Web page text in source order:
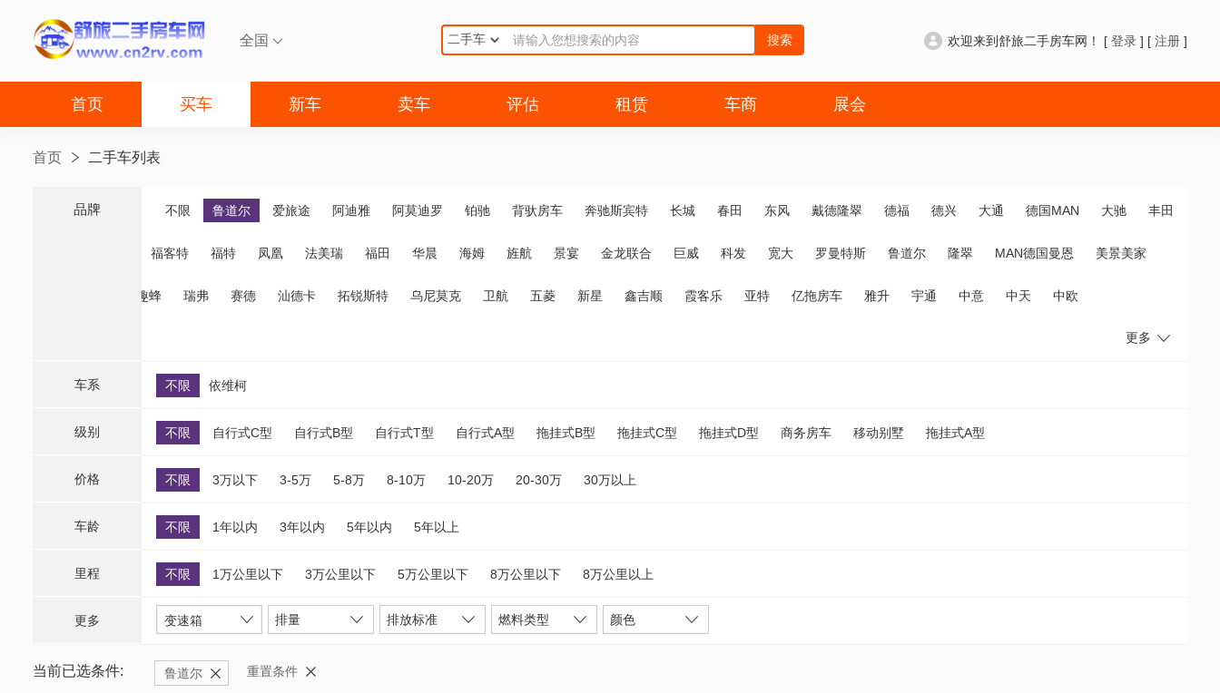
全国  搜索 欢迎来到舒旅二手房车网！ [ 登录 ] [ 注册 ]
首页 买车 新车 卖车 评估 租赁 车商 展会
首页 二手车列表
品牌 不限 鲁道尔 爱旅途 阿迪雅 阿莫迪罗 铂驰 背驮房车 奔驰斯宾特 长城 春田 东风 戴德隆翠 德福 德兴 大通 德国MAN 大驰 丰田
福客特 福特 凤凰 法美瑞 福田 华晨 海姆 旌航 景宴 金龙联合 巨威 科发 宽大 罗曼特斯 鲁道尔 隆翠 MAN德国曼恩 美景美家
趣蜂 瑞弗 赛德 汕德卡 拓锐斯特 乌尼莫克 卫航 五菱 新星 鑫吉顺 霞客乐 亚特 亿拖房车 雅升 宇通 中意 中天 中欧
更多
品牌
车系 不限 依维柯
级别 不限 自行式C型 自行式B型 自行式T型 自行式A型 拖挂式B型 拖挂式C型 拖挂式D型 商务房车 移动别墅 拖挂式A型
价格 不限 3万以下 3-5万 5-8万 8-10万 10-20万 20-30万 30万以上
车龄 不限 1年以内 3年以内 5年以内 5年以上
里程 不限 1万公里以下 3万公里以下 5万公里以下 8万公里以下 8万公里以上
更多 变速箱 排量 排放标准 燃料类型 颜色
当前已选条件: 鲁道尔 重置条件